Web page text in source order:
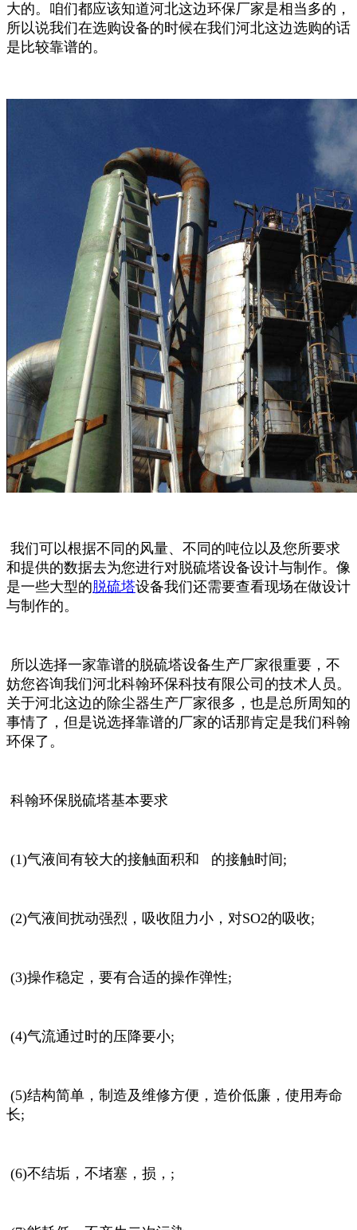
大的。咱们都应该知道河北这边环保厂家是相当多的，
所以说我们在选购设备的时候在我们河北这边选购的话
是比较靠谱的。
我们可以根据不同的风量、不同的吨位以及您所要求
和提供的数据去为您进行对脱硫塔设备设计与制作。像
是一些大型的脱硫塔设备我们还需要查看现场在做设计
与制作的。
所以选择一家靠谱的脱硫塔设备生产厂家很重要，不
妨您咨询我们河北科翰环保科技有限公司的技术人员。
关于河北这边的除尘器生产厂家很多，也是总所周知的
事情了，但是说选择靠谱的厂家的话那肯定是我们科翰
环保了。
科翰环保脱硫塔基本要求
(1)气液间有较大的接触面积和 的接触时间;
(2)气液间扰动强烈，吸收阻力小，对SO2的吸收;
(3)操作稳定，要有合适的操作弹性;
(4)气流通过时的压降要小;
(5)结构简单，制造及维修方便，造价低廉，使用寿命
长;
(6)不结垢，不堵塞，损，;